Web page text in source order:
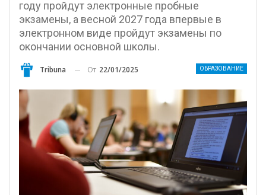
году пройдут электронные пробные
экзамены, а весной 2027 года впервые в
электронном виде пройдут экзамены по
окончании основной школы.
ОБРАЗОВАНИЕ
Tribuna От 22/01/2025